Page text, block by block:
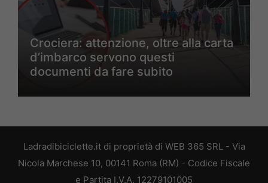
Crociera: attenzione, oltre alla carta
d’imbarco servono questi
documenti da fare subito
Ladradibiciclette.it di proprietà di WEB 365 SRL - Via
Nicola Marchese 10, 00141 Roma (RM) - Codice Fiscale
e Partita I.V.A. 12279101005